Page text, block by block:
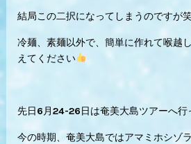
結局この二択になってしまうのですが
冷麺、素麺以外で、簡単に作れて喉越
えてください
先日6月24-26日は奄美大島ツアーへ行
今の時期、奄美大島ではアマミホシゾ